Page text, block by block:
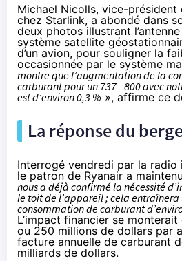
Michael Nicolls, vice-président
chez Starlink, a abondé dans
deux photos illustrant
système satellite
d’un avion, pour souligner la
occasionnée par le système
montre que l’augmentation de la
carburant pour un 737 - 800 avec
est d’environ 0,3 % », affirme ce
La réponse du
Interrogé vendredi par la radio
le patron de Ryanair a
nous a déjà confirmé la nécessité
le toit de l’appareil ; cela
consommation de carburant
L’impact financier se
ou 250 millions de dollars par
facture annuelle de carburant
milliards de dollars.